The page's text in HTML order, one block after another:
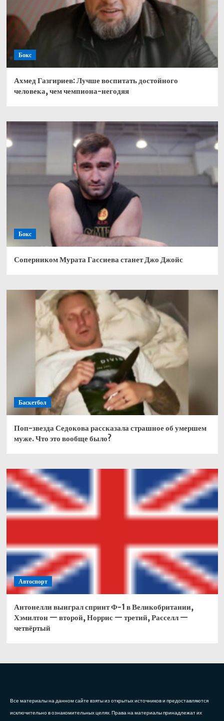
Бокс
Ахмед Газгириев: Лучше воспитать достойного
человека, чем чемпиона-негодяя
Бокс
Соперником Мурата Гассиева станет Джо Джойс
Баскетбол
Поп-звезда Седокова рассказала страшное об умершем
муже. Что это вообще было?
Автоспорт
Антонелли выиграл спринт Ф-1 в Великобритании,
Хэмилтон — второй, Норрис — третий, Расселл —
четвёртый
Все материалы на данном сайте взяты из открытых источников и предоставляются
исключительно в ознакомительных целях. Права на материалы принадлежат их